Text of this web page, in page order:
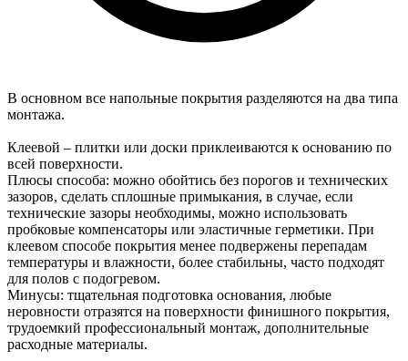
В основном все напольные покрытия разделяются на два типа
монтажа.
Клеевой – плитки или доски приклеиваются к основанию по
всей поверхности.
Плюсы способа: можно обойтись без порогов и технических
зазоров, сделать сплошные примыкания, в случае, если
технические зазоры необходимы, можно использовать
пробковые компенсаторы или эластичные герметики. При
клеевом способе покрытия менее подвержены перепадам
температуры и влажности, более стабильны, часто подходят
для полов с подогревом.
Минусы: тщательная подготовка основания, любые
неровности отразятся на поверхности финишного покрытия,
трудоемкий профессиональный монтаж, дополнительные
расходные материалы.